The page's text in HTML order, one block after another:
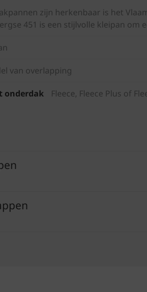
zijn herkenbaar is het
451 is een stijlvolle kleipan
van overlapping
onderdak
Fleece, Fleece Plus of